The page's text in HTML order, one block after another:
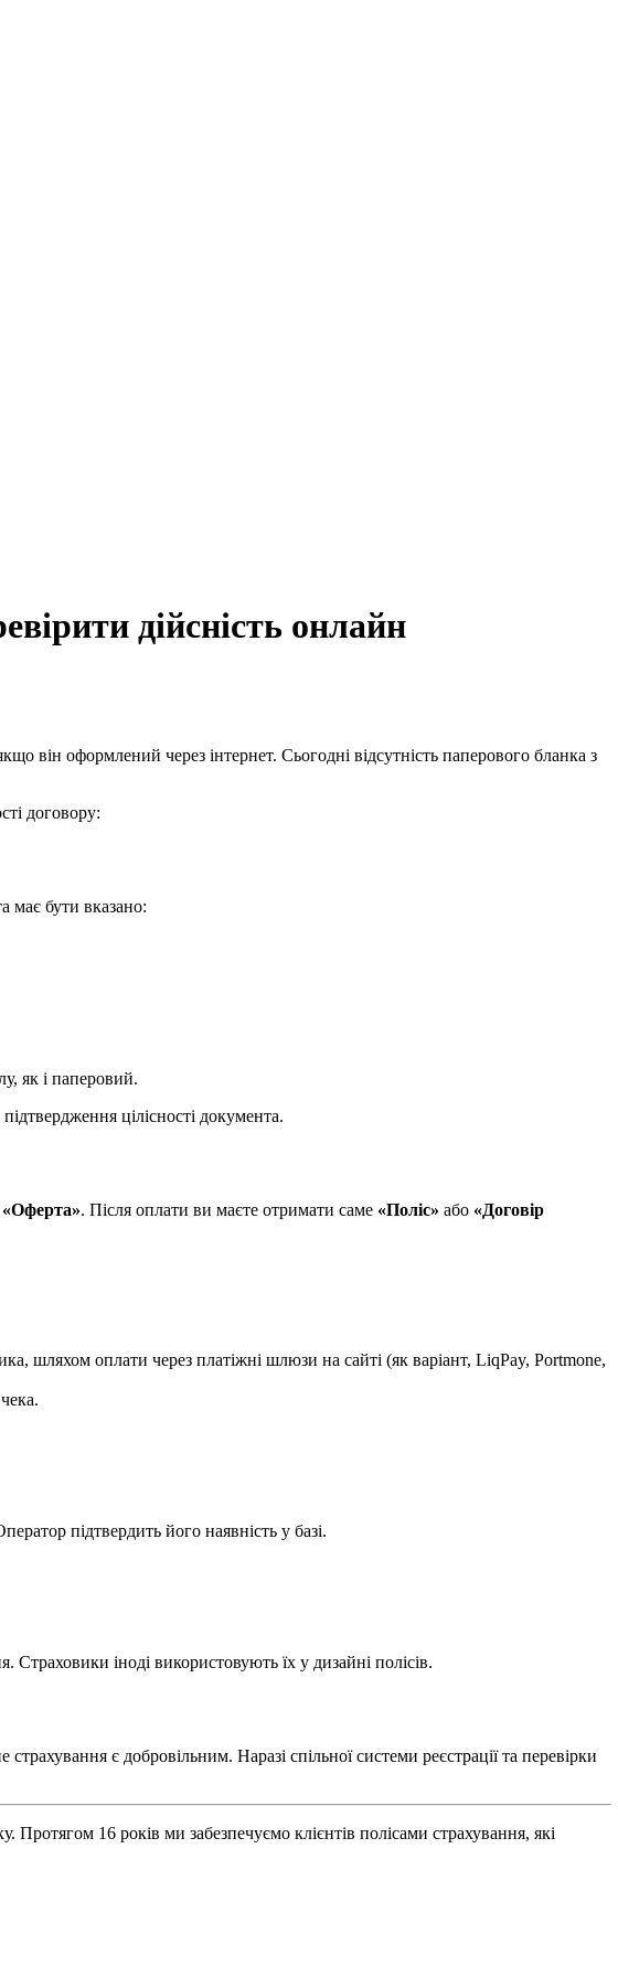
дійсність онлайн
він оформлений через інтернет. Сьогодні відсутність паперового бланка з
договору:
має бути вказано:
як і паперовий.
цілісності документа.
«Оферта». Після оплати ви маєте отримати саме «Поліс» або «Договір
шляхом оплати через платіжні шлюзи на сайті (як варіант, LiqPay, Portmone,
підтвердить його наявність у базі.
іноді використовують їх у дизайні полісів.
є добровільним. Наразі спільної системи реєстрації та перевірки
Протягом 16 років ми забезпечуємо клієнтів полісами страхування, які